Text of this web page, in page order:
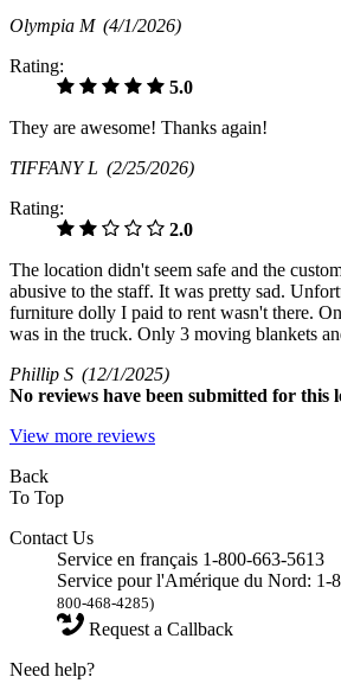
Olympia M (4/1/2026)
Rating:
5.0
They are awesome! Thanks again!
TIFFANY L (2/25/2026)
Rating:
2.0
The location didn't seem safe and the
abusive to the staff. It was pretty sad.
furniture dolly I paid to rent wasn't there.
was in the truck. Only 3 moving blankets
Phillip S (12/1/2025)
No reviews have been submitted for this
View more reviews
Back
To Top
Contact Us
Service en français 1-800-663-5613
Service pour l'Amérique du Nord:
800-468-4285)
Request a Callback
Need help?